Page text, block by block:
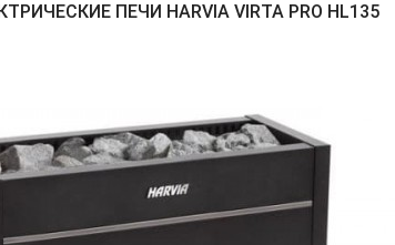
ПЕЧИ HARVIA VIRTA PRO HL135